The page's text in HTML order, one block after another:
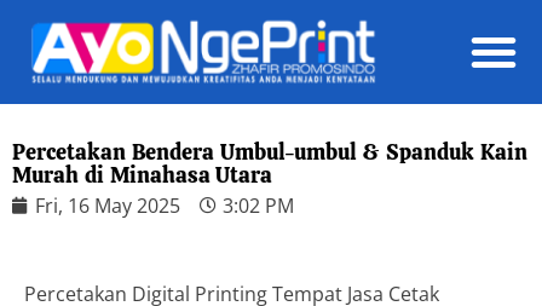
Percetakan Bendera Umbul-umbul & Spanduk Kain
Murah di Minahasa Utara
Fri, 16 May 2025 3:02 PM
Percetakan Digital Printing Tempat Jasa Cetak